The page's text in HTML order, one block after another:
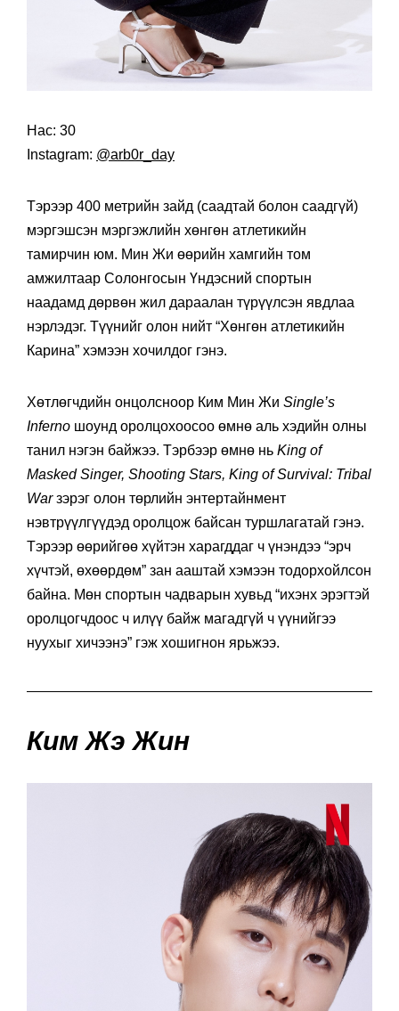
Нас: 30
Instagram: @arb0r_day
Тэрээр 400 метрийн зайд (саадтай болон саадгүй)
мэргэшсэн мэргэжлийн хөнгөн атлетикийн
тамирчин юм. Мин Жи өөрийн хамгийн том
амжилтаар Солонгосын Үндэсний спортын
наадамд дөрвөн жил дараалан түрүүлсэн явдлаа
нэрлэдэг. Түүнийг олон нийт “Хөнгөн атлетикийн
Карина” хэмээн хочилдог гэнэ.
Хөтлөгчдийн онцолсноор Ким Мин Жи Single’s
Inferno шоунд оролцохоосоо өмнө аль хэдийн олны
танил нэгэн байжээ. Тэрбээр өмнө нь King of
Masked Singer, Shooting Stars, King of Survival: Tribal
Warзэрэг олон төрлийн энтертайнмент
нэвтрүүлгүүдэд оролцож байсан туршлагатай гэнэ.
Тэрээр өөрийгөө хүйтэн харагддаг ч үнэндээ “эрч
хүчтэй, өхөөрдөм” зан ааштай хэмээн тодорхойлсон
байна. Мөн спортын чадварын хувьд “ихэнх эрэгтэй
оролцогчдоос ч илүү байж магадгүй ч үүнийгээ
нуухыг хичээнэ” гэж хошигнон ярьжээ.
Ким Жэ Жин